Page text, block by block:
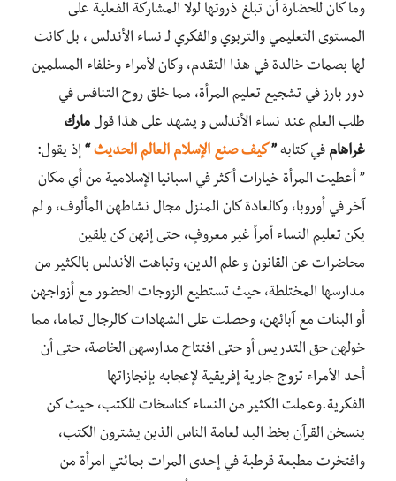
وما كان للحضارة أن تبلغ ذروتها لولا المشاركة الفعلية على
المستوى التعليمي والتربوي والفكري لـ نساء الأندلس ، بل كانت
لها بصمات خالدة في هذا التقدم، وكان لأمراء وخلفاء المسلمين
دور بارز في تشجيع تعليم المرأة، مما خلق روح التنافس في
طلب العلم عند نساء الأندلس و يشهد على هذا قول مارك
غراهام في كتابه ” كيف صنع الإسلام العالم الحديث “ إذ يقول:
” أعطيت المرأة خيارات أكثر في اسبانيا الإسلامية من أي مكان
آخر في أوروبا، وكالعادة كان المنزل مجال نشاطهن المألوف، و لم
يكن تعليم النساء أمراً غير معروفٍ، حتى إنهن كن يلقين
محاضرات عن القانون و علم الدين، وتباهت الأندلس بالكثير من
مدارسها المختلطة، حيث تستطيع الزوجات الحضور مع أزواجهن
أو البنات مع آبائهن، وحصلت على الشهادات كالرجال تماما، مما
خولهن حق التدريس أو حتى افتتاح مدارسهن الخاصة، حتى أن
أحد الأمراء تزوج جارية إفريقية لإعجابه بإنجازاتها
الفكرية.وعملت الكثير من النساء كناسخات للكتب، حيث كن
ينسخن القرآن بخط اليد لعامة الناس الذين يشترون الكتب،
وافتخرت مطبعة قرطبة في إحدى المرات بمائتي امرأة من